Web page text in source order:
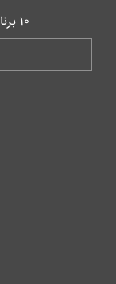
۱۰ برنامه برای خواندن فایل های PDF